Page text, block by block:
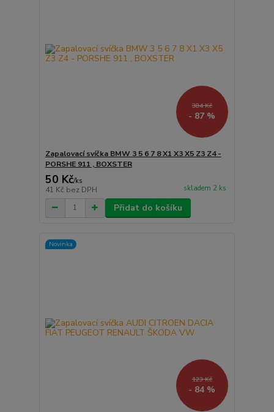
384 Kč
- 87 %
Zapalovací svíčka BMW 3 5 6 7 8 X1 X3 X5 Z3 Z4 -
PORSHE 911 , BOXSTER
50 Kč/ks
41 Kč bez DPH skladem 2 ks
Přidat do košíku
Novinka
123 Kč
- 84 %